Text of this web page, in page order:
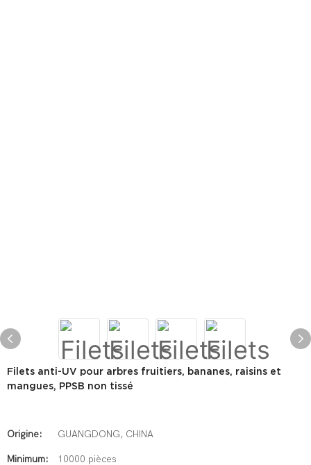
Filets anti-UV pour arbres fruitiers, bananes, raisins et
mangues, PPSB non tissé
Origine: GUANGDONG, CHINA
Minimum: 10000 pièces